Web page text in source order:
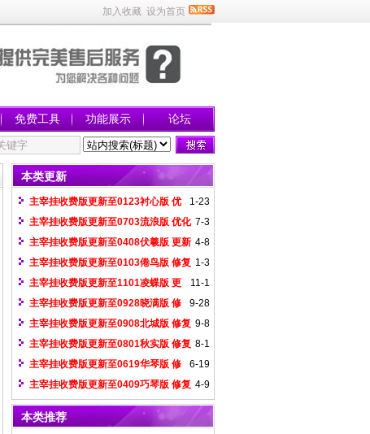
加入收藏 设为首页
免费工具 功能展示 论坛
本类更新
1-23
主宰挂收费版更新至0123衬心版 优
化移动、攻击魔法、魔法屏蔽、无限顶
盾、更精准调节加速
7-3
主宰挂收费版更新至0703流浪版 优化
gom存仓（多页仓库会自动翻页，使用存
()即可）
4-8
主宰挂收费版更新至0408伏羲版 更新
游戏界面不显示地图页面
1-3
主宰挂收费版更新至0103倦鸟版 修复
leg招英雄问题
11-1
主宰挂收费版更新至1101凌蝶版 更
新随机等待，如随机等待(1000,2000)9-28
主宰挂收费版更新至0928晓满版 修
复飞霜呼挂崩溃问题
9-8
主宰挂收费版更新至0908北城版 修复
龙族悬浮菜单问题
8-1
主宰挂收费版更新至0801秋实版 修复
飞霜下图问题
6-19
主宰挂收费版更新至0619华琴版 修
复haom6识别和数据不兼容问题
4-9
主宰挂收费版更新至0409巧琴版 修复
给力未兼容服
本类推荐